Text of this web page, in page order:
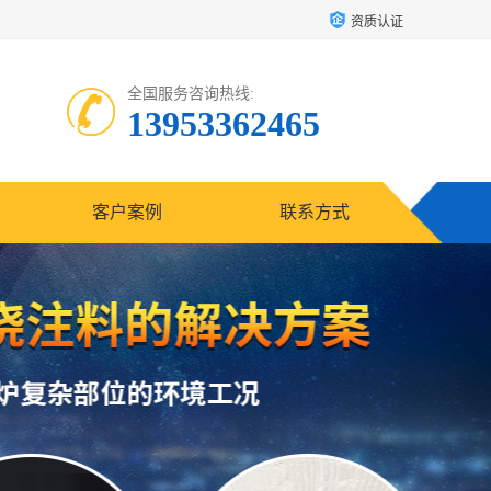
资质认证
全国服务咨询热线:
13953362465
客户案例 联系方式